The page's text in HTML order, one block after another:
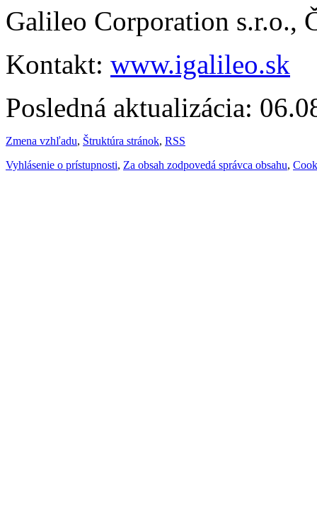
Galileo Corporation s.r.o.,
Kontakt: www.igalileo.sk
Posledná aktualizácia:
Zmena vzhľadu, Štruktúra stránok, RSS
Vyhlásenie o prístupnosti, Za obsah zodpovedá správca obsahu,